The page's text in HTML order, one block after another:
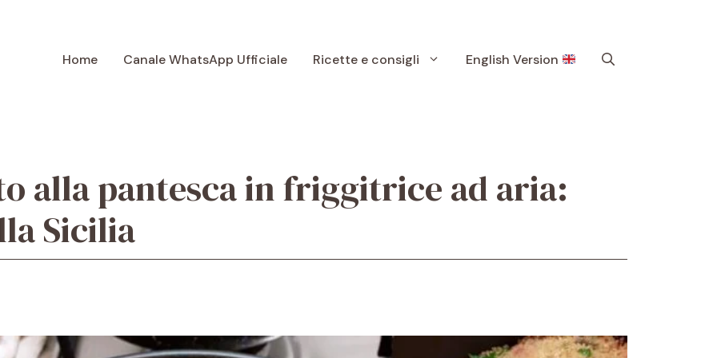
Home Canale WhatsApp Ufficiale Ricette e consigli English Version
alla pantesca in friggitrice ad aria:
Sicilia